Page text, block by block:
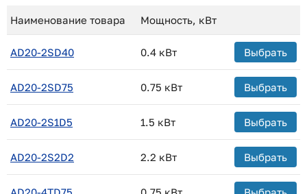
Наименование товара Мощность, кВт
AD20-2SD40 0.4 кВт Выбрать
AD20-2SD75 0.75 кВт Выбрать
AD20-2S1D5 1.5 кВт Выбрать
AD20-2S2D2 2.2 кВт Выбрать